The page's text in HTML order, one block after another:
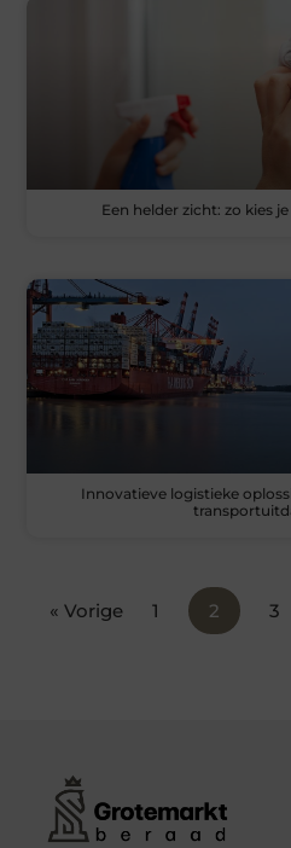
Een helder zicht: zo kies
Innovatieve logistieke
« Vorige 1 2 3